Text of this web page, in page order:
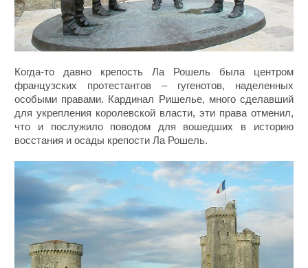
Когда-то давно крепость Ла Рошель была центром
французских протестантов – гугенотов, наделенных
особыми правами. Кардинал Ришелье, много сделавший
для укрепления королевской власти, эти права отменил,
что и послужило поводом для вошедших в историю
восстания и осады крепости Ла Рошель.